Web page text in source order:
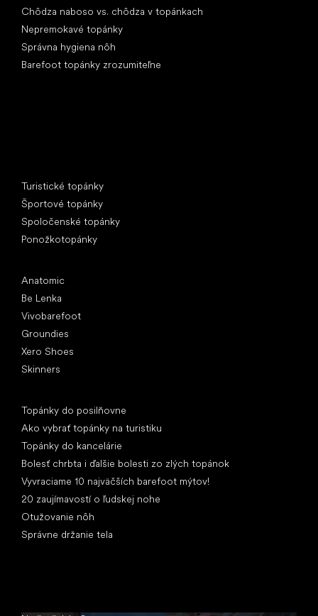
Chôdza naboso vs. chôdza v topánkach
Nepremokavé topánky
Správna hygiena nôh
Barefoot topánky zrozumiteľne
Turistické topánky
Športové topánky
Spoločenské topánky
Ponožkotopánky
Anatomic
Be Lenka
Vivobarefoot
Groundies
Xero Shoes
Skinners
Topánky do posilňovne
Ako vybrať topánky na turistiku
Topánky do kancelárie
Bolesť chrbta i ďalšie bolesti zo zlých topánok
Vyvraciame 10 najväčších barefoot mýtov!
20 zaujímavostí o ľudskej nohe
Otužovanie nôh
Správne držanie tela